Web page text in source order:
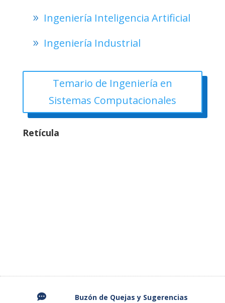
Ingeniería Inteligencia Artificial
Ingeniería Industrial
Temario de Ingeniería en
Sistemas Computacionales
Retícula
 Buzón de Quejas y Sugerencias